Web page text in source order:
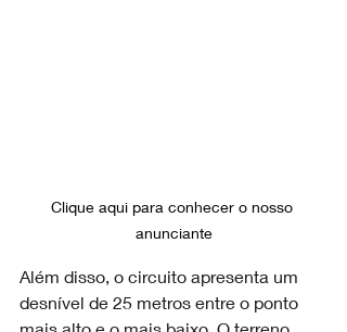
Clique aqui para conhecer o nosso
anunciante
Além disso, o circuito apresenta um
desnível de 25 metros entre o ponto
mais alto e o mais baixo. O terreno